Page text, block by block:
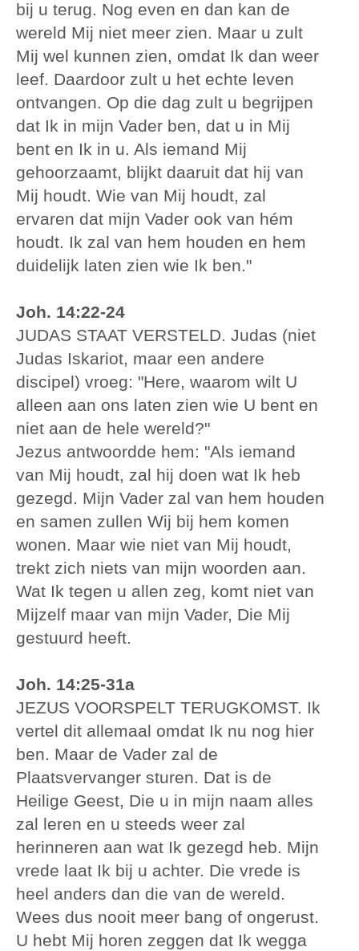
bij u terug. Nog even en dan kan de
wereld Mij niet meer zien. Maar u zult
Mij wel kunnen zien, omdat Ik dan weer
leef. Daardoor zult u het echte leven
ontvangen. Op die dag zult u begrijpen
dat Ik in mijn Vader ben, dat u in Mij
bent en Ik in u. Als iemand Mij
gehoorzaamt, blijkt daaruit dat hij van
Mij houdt. Wie van Mij houdt, zal
ervaren dat mijn Vader ook van hém
houdt. Ik zal van hem houden en hem
duidelijk laten zien wie Ik ben."
Joh. 14:22-24
JUDAS STAAT VERSTELD. Judas (niet
Judas Iskariot, maar een andere
discipel) vroeg: "Here, waarom wilt U
alleen aan ons laten zien wie U bent en
niet aan de hele wereld?"
Jezus antwoordde hem: "Als iemand
van Mij houdt, zal hij doen wat Ik heb
gezegd. Mijn Vader zal van hem houden
en samen zullen Wij bij hem komen
wonen. Maar wie niet van Mij houdt,
trekt zich niets van mijn woorden aan.
Wat Ik tegen u allen zeg, komt niet van
Mijzelf maar van mijn Vader, Die Mij
gestuurd heeft.
Joh. 14:25-31a
JEZUS VOORSPELT TERUGKOMST. Ik
vertel dit allemaal omdat Ik nu nog hier
ben. Maar de Vader zal de
Plaatsvervanger sturen. Dat is de
Heilige Geest, Die u in mijn naam alles
zal leren en u steeds weer zal
herinneren aan wat Ik gezegd heb. Mijn
vrede laat Ik bij u achter. Die vrede is
heel anders dan die van de wereld.
Wees dus nooit meer bang of ongerust.
U hebt Mij horen zeggen dat Ik wegga